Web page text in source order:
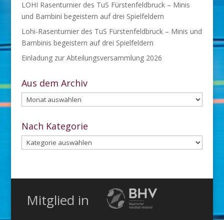
LOHI Rasenturnier des TuS Fürstenfeldbruck – Minis
und Bambini begeistern auf drei Spielfeldern
Lohi-Rasenturnier des TuS Fürstenfeldbruck – Minis und
Bambinis begeistern auf drei Spielfeldern
Einladung zur Abteilungsversammlung 2026
Aus dem Archiv
Aus
dem
Archiv
Nach Kategorie
Nach
Kategorie
Mitglied in